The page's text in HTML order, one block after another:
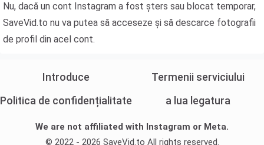
Nu, dacă un cont Instagram a fost șters sau blocat temporar,
SaveVid.to nu va putea să acceseze și să descarce fotografii
de profil din acel cont.
Introduce
Termenii serviciului
Politica de confidențialitate
a lua legatura
We are not affiliated with Instagram or Meta.
© 2022 - 2026 SaveVid.to All rights reserved.